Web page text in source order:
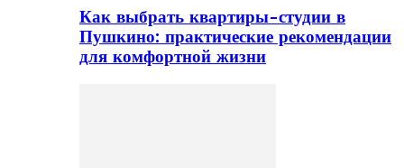
Как выбрать квартиры-студии в
Пушкино: практические рекомендации
для комфортной жизни